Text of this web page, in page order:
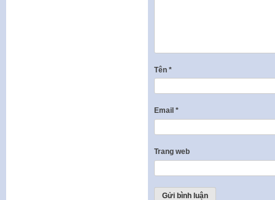
Tên *
Email *
Trang web